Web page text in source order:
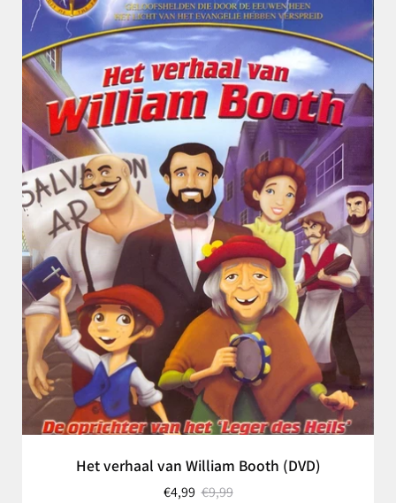
Het verhaal van William Booth (DVD)
€4,99 €9,99